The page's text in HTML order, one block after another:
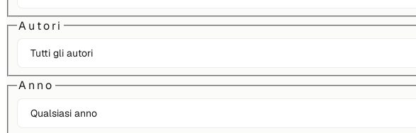
Autori
Anno